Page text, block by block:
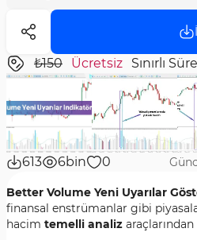
₺150 Ücretsiz Sınırlı Süre
613 6bin 0
Better Volume Yeni Uyarılar
finansal enstrümanlar gibi
hacim temelli analiz